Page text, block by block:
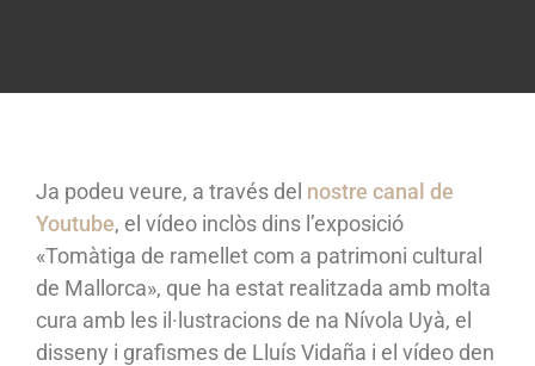
Ja podeu veure, a través del nostre canal de
Youtube, el vídeo inclòs dins l’exposició
«Tomàtiga de ramellet com a patrimoni cultural
de Mallorca», que ha estat realitzada amb molta
cura amb les il·lustracions de na Nívola Uyà, el
disseny i grafismes de Lluís Vidaña i el vídeo den